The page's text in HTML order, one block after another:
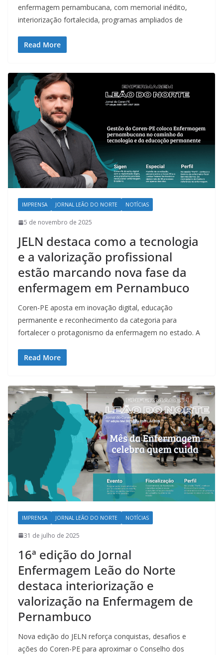
enfermagem pernambucana, com memorial inédito,
interiorização fortalecida, programas ampliados de
Read More
IMPRENSA JORNAL LEÃO DO NORTE NOTÍCIAS
5 de novembro de 2025
JELN destaca como a tecnologia
e a valorização profissional
estão marcando nova fase da
enfermagem em Pernambuco
Coren-PE aposta em inovação digital, educação
permanente e reconhecimento da categoria para
fortalecer o protagonismo da enfermagem no estado. A
Read More
IMPRENSA JORNAL LEÃO DO NORTE NOTÍCIAS
31 de julho de 2025
16ª edição do Jornal
Enfermagem Leão do Norte
destaca interiorização e
valorização na Enfermagem de
Pernambuco
Nova edição do JELN reforça conquistas, desafios e
ações do Coren-PE para aproximar o Conselho dos